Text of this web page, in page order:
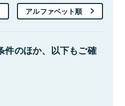
アルファベット順
件のほか、以下もご確